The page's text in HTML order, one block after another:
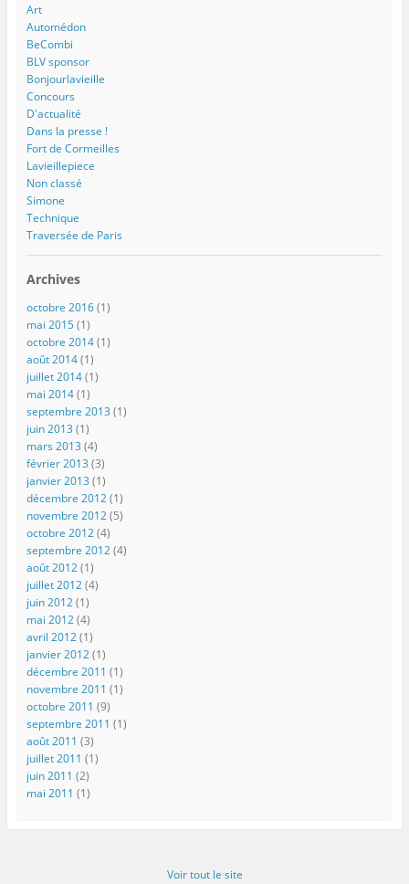
Art
Automédon
BeCombi
BLV sponsor
Bonjourlavieille
Concours
D'actualité
Dans la presse !
Fort de Cormeilles
Lavieillepiece
Non classé
Simone
Technique
Traversée de Paris
Archives
octobre 2016(1)
mai 2015(1)
octobre 2014(1)
août 2014(1)
juillet 2014(1)
mai 2014(1)
septembre 2013 (1)
juin 2013 (1)
mars 2013 (4)
février 2013 (3)
janvier 2013 (1)
décembre 2012(1)
novembre 2012(5)
octobre 2012(4)
septembre 2012(4)
août 2012(1)
juillet 2012(4)
juin 2012(1)
mai 2012(4)
avril 2012(1)
janvier 2012(1)
décembre 2011 (1)
novembre 2011 (1)
octobre 2011 (9)
septembre 2011 (1)
août 2011 (3)
juillet 2011 (1)
juin 2011 (2)
mai 2011 (1)
Voir tout le site